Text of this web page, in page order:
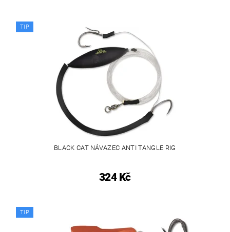
TIP
BLACK CAT NÁVAZEC ANTI TANGLE RIG
324 Kč
TIP